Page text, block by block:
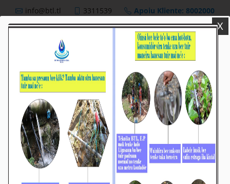
info@btl.tl 3311539 Apoiu Kliente: 8002000
X